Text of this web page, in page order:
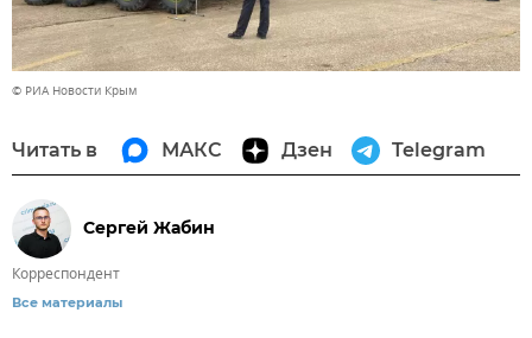
© РИА Новости Крым
Читать в МАКС Дзен Telegram
Сергей Жабин
Корреспондент
Все материалы